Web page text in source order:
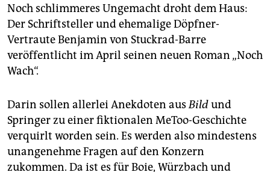
Noch schlimmeres Ungemacht droht dem Haus:
Der Schriftsteller und ehemalige Döpfner-
Vertraute Benjamin von Stuckrad-Barre
veröffentlicht im April seinen neuen Roman „Noch
Wach“.
Darin sollen allerlei Anekdoten ausBildund
Springer zu einer fiktionalen MeToo-Geschichte
verquirlt worden sein. Es werden also mindestens
unangenehme Fragen auf den Konzern
zukommen. Da ist es für Boie, Würzbach und